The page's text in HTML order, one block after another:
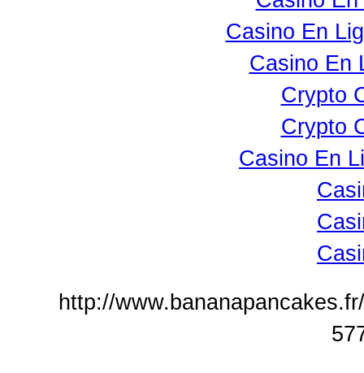
Casino En
Casino En
Crypto
Crypto
Casino En
http://